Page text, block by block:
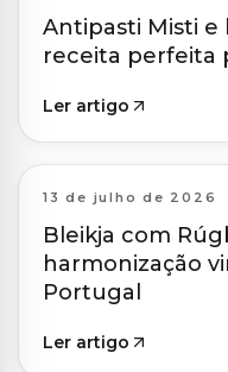
Antipasti Misti e
receita perfeita
Ler artigo
13 de julho de 2026
Bleikja com
harmonização
Portugal
Ler artigo